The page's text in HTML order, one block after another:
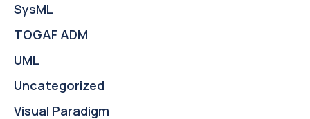
SysML
TOGAF ADM
UML
Uncategorized
Visual Paradigm